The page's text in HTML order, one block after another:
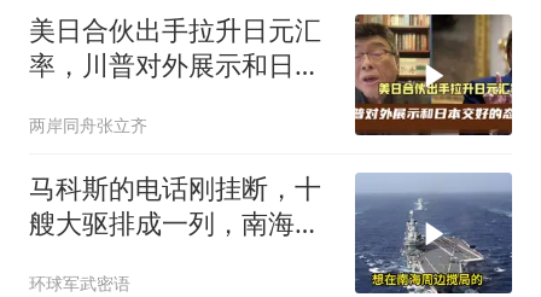
美日合伙出手拉升日元汇
率，川普对外展示和日本
两岸同舟张立齐
马科斯的电话刚挂断，十
艘大驱排成一列，南海这
环球军武密语